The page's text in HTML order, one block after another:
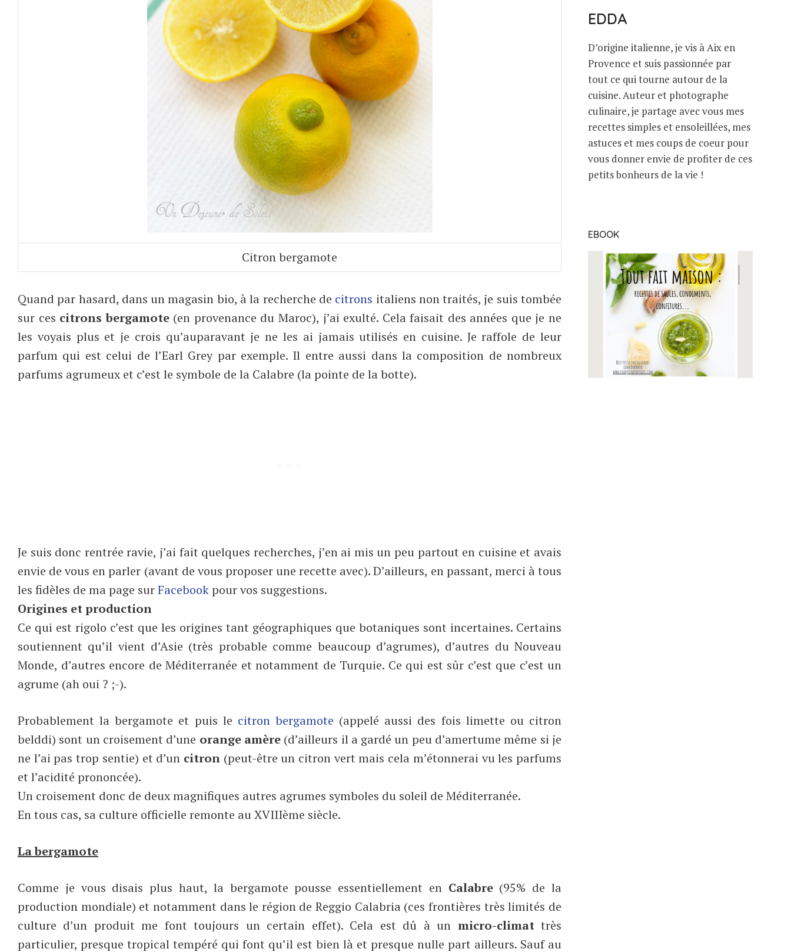
Citron bergamote
Quand par hasard, dans un magasin bio, à la recherche de citrons italiens non traités, je suis tombée
sur ces citrons bergamote(en provenance du Maroc), j’ai exulté. Cela faisait des années que je ne
les voyais plus et je crois qu’auparavant je ne les ai jamais utilisés en cuisine. Je raffole de leur
parfum qui est celui de l’Earl Grey par exemple. Il entre aussi dans la composition de nombreux
parfums agrumeux et c’est le symbole de la Calabre (la pointe de la botte).
Je suis donc rentrée ravie, j’ai fait quelques recherches, j’en ai mis un peu partout en cuisine et avais
envie de vous en parler (avant de vous proposer une recette avec). D’ailleurs, en passant, merci à tous
les fidèles de ma page surFacebookpour vos suggestions.
Origines et production
Ce qui est rigolo c’est que les origines tant géographiques que botaniques sont incertaines. Certains
soutiennent qu’il vient d’Asie (très probable comme beaucoup d’agrumes), d’autres du Nouveau
Monde, d’autres encore de Méditerranée et notamment de Turquie. Ce qui est sûr c’est que c’est un
agrume (ah oui ? ;-).
Probablement la bergamote et puis le citron bergamote (appelé aussi des fois limette ou citron
belddi) sont un croisement d’une orange amère(d’ailleurs il a gardé un peu d’amertume même si je
ne l’ai pas trop sentie) et d’un citron(peut-être un citron vert mais cela m’étonnerai vu les parfums
et l’acidité prononcée).
Un croisement donc de deux magnifiques autres agrumes symboles du soleil de Méditerranée.
En tous cas, sa culture officielle remonte au XVIIIème siècle.
La bergamote
Comme je vous disais plus haut, la bergamote pousse essentiellement en Calabre (95% de la
production mondiale) et notamment dans le région de Reggio Calabria (ces frontières très limités de
culture d’un produit me font toujours un certain effet). Cela est dû à un micro-climattrès
particulier, presque tropical tempéré qui font qu’il est bien là et presque nulle part ailleurs. Sauf au
EDDA
D’origine italienne, je vis à Aix en
Provence et suis passionnée par
tout ce qui tourne autour de la
cuisine. Auteur et photographe
culinaire, je partage avec vous mes
recettes simples et ensoleillées, mes
astuces et mes coups de coeur pour
vous donner envie de profiter de ces
petits bonheurs de la vie !
EBOOK